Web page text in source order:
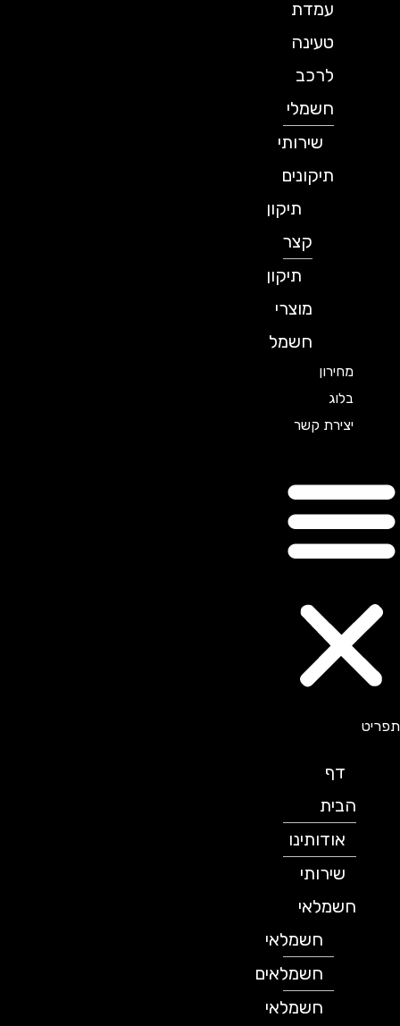
עמדת
טעינה
לרכב
חשמלי
שירותי
תיקונים
תיקון
תיקון
מוצרי
חשמל
מחירון
יצירת קשר
הבית
אודותינו
שירותי
חשמלאי
חשמלאי
חשמלאים
חשמלאי